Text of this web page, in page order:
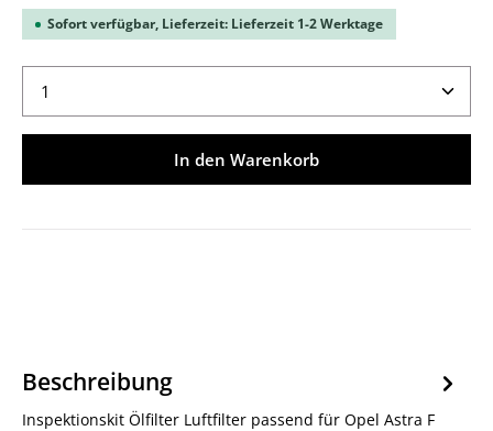
Sofort verfügbar, Lieferzeit: Lieferzeit 1-2 Werktage
Produkt Anzahl: Gib den gewünschten Wert ein
In den Warenkorb
Beschreibung
Inspektionskit Ölfilter Luftfilter passend für Opel Astra F